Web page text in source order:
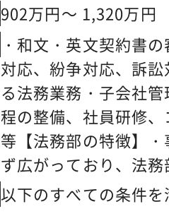
わせます。■ポジショ
ネ企業において、日
開発をプロジェクト
法務部門であること
する業界において、
ス・課題解決に取り
新しいことの実現を
技術、制度適用等）
る多数当事者・高難
902万円～ 1,320万円
・和文・英文契約書
対応、紛争対応、訴
る法務業務・子会社
程の整備、社員研修
等【法務部の特徴】
ず広がっており、法
にわたります。自ら
以下のすべての条件